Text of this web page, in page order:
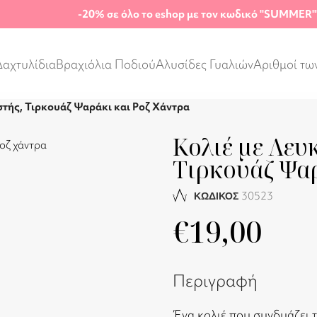
-20% σε όλο το eshop με τον κωδικό "SUMMER"
Βραχιόλια ΠοδιούΑλυσίδες ΓυαλιώνΑριθμοί
Τιρκουάζ Ψαράκι και Ροζ Χάντρα
Κολιέ με
Τιρκουάζ
ΚΩΔΙΚΟΣ 30523
€19,00
Περιγραφή